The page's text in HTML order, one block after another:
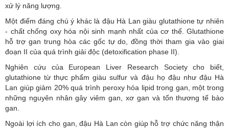
xử lý năng lượng.
Một điểm đáng chú ý khác là đậu Hà Lan giàu glutathione tự nhiên
- chất chống oxy hóa nội sinh mạnh nhất của cơ thể. Glutathione
hỗ trợ gan trung hòa các gốc tự do, đồng thời tham gia vào giai
đoạn II của quá trình giải độc (detoxification phase II).
Nghiên cứu của European Liver Research Society cho biết,
glutathione từ thực phẩm giàu sulfur và đậu họ đậu như đậu Hà
Lan giúp giảm 20% quá trình peroxy hóa lipid trong gan, một trong
những nguyên nhân gây viêm gan, xơ gan và tổn thương tế bào
gan.
Ngoài lợi ích cho gan, đậu Hà Lan còn giúp hỗ trợ chức năng thận